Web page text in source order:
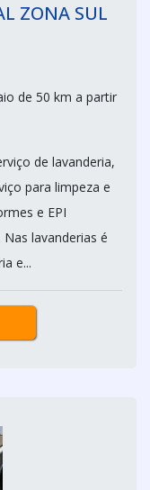
ZONA SUL
de 50 km a partir
de lavanderia,
para limpeza e
e EPI
lavanderias é
e...